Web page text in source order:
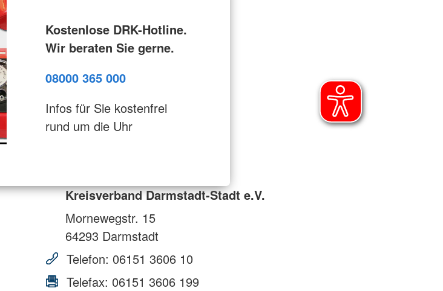
Kostenlose DRK-Hotline.
Wir beraten Sie gerne.
08000 365 000
Infos für Sie kostenfrei
rund um die Uhr
Kreisverband Darmstadt-Stadt e.V.
Mornewegstr. 15
64293 Darmstadt
Telefon: 06151 3606 10
Telefax: 06151 3606 199